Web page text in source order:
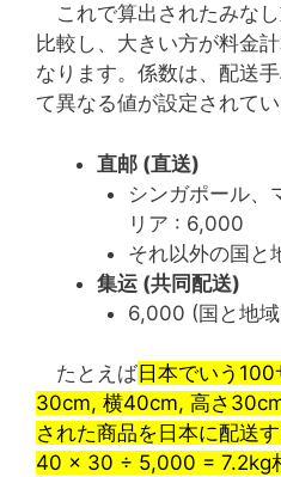
これで算出されたみな
比較し、大きい方が料金
なります。係数は、配送
て異なる値が設定されてい
直邮 (直送)
シンガポール、
リア : 6,000
それ以外の国と
集运 (共同配送)
6,000 (国と地
たとえば 日本でいう
30cm, 横40cm, 高さ
された商品を日本に配送
40 x 30 ÷ 5,000 = 7.2kg